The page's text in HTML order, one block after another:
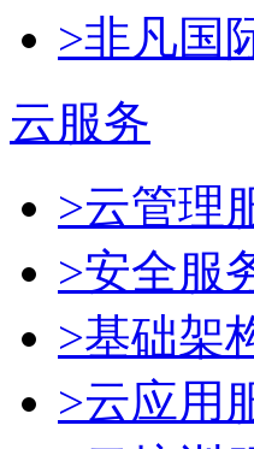
>非凡国
云服务
>云管理
>安全服
>基础架
>云应用